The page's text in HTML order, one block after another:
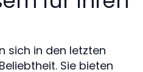
sich in den letzten
Sie bieten